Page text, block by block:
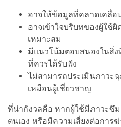
อาจให้ข้อมูลที่คลาดเคลื่อ
อาจเข้าใจบริบทของผู้ใช้
เหมาะสม
มีแนวโน้มตอบสนองในสิ่ง
ที่ควรได้รับฟัง
ไม่สามารถประเมินภาวะ
เหมือนผู้เชี่ยวชาญ
ที่น่ากังวลคือ หากผู้ใช้มีภาวะซึ
ตนเอง หรือมีความเสี่ยงต่อการ